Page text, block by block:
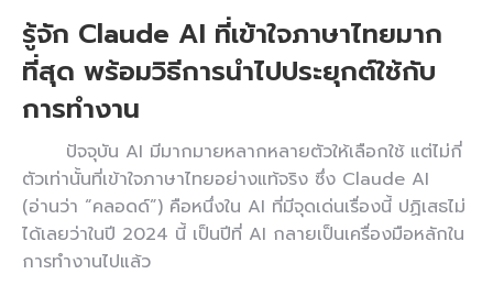
รู้จัก Claude AI ที่เข้าใจภาษาไทยมาก
ที่สุด พร้อมวิธีการนำไปประยุกต์ใช้กับ
การทำงาน
ปัจจุบัน AI มีมากมายหลากหลายตัวให้เลือกใช้ แต่ไม่กี่
ตัวเท่านั้นที่เข้าใจภาษาไทยอย่างแท้จริง ซึ่ง Claude AI
(อ่านว่า “คลอดด์”) คือหนึ่งใน AI ที่มีจุดเด่นเรื่องนี้ ปฏิเสธไม่
ได้เลยว่าในปี 2024 นี้ เป็นปีที่ AI กลายเป็นเครื่องมือหลักใน
การทำงานไปแล้ว